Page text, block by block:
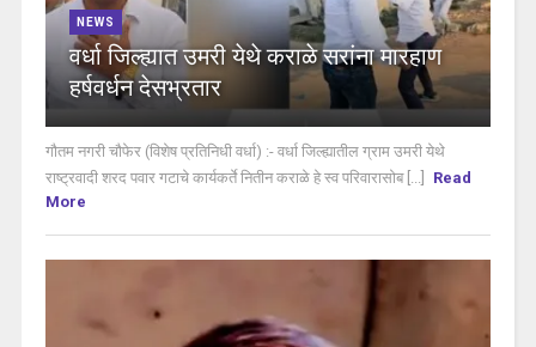
NEWS
वर्धा जिल्ह्यात उमरी येथे कराळे सरांना मारहाण
हर्षवर्धन देसभ्रतार
गौतम नगरी चौफेर (विशेष प्रतिनिधी वर्धा) :- वर्धा जिल्ह्यातील ग्राम उमरी येथे
राष्ट्रवादी शरद पवार गटाचे कार्यकर्ते नितीन कराळे हे स्व परिवारासोब [...]
Read
More